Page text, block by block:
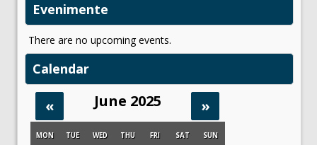
Evenimente
There are no upcoming events.
Calendar
« June 2025 »
MON TUE WED THU FRI SAT SUN